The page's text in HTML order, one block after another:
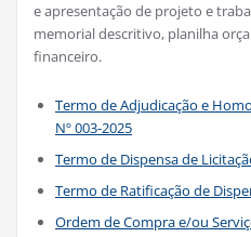
e apresentação de projeto e
memorial descritivo, planilha
financeiro.
Termo de Adjudicação e
Nº 003-2025
Termo de Dispensa de
Termo de Ratificação de
Ordem de Compra e/ou